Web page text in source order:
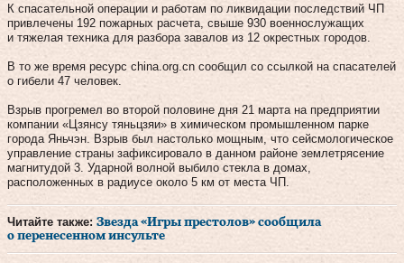
К спасательной операции и работам по ликвидации последствий ЧП
привлечены 192 пожарных расчета, свыше 930 военнослужащих
и тяжелая техника для разбора завалов из 12 окрестных городов.
В то же время ресурс china.org.cn сообщил со ссылкой на спасателей
о гибели 47 человек.
Взрыв прогремел во второй половине дня 21 марта на предприятии
компании «Цзянсу тяньцзяи» в химическом промышленном парке
города Яньчэн. Взрыв был настолько мощным, что сейсмологическое
управление страны зафиксировало в данном районе землетрясение
магнитудой 3. Ударной волной выбило стекла в домах,
расположенных в радиусе около 5 км от места ЧП.
Читайте также: Звезда «Игры престолов» сообщила
о перенесенном инсульте